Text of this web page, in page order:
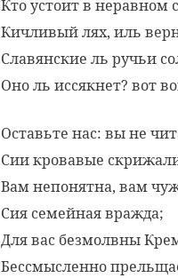
Кто устоит в неравном
Кичливый лях, иль
Славянские ль ручьи
Оно ль иссякнет? вот
Оставьте нас: вы не
Сии кровавые
Вам непонятна, вам
Сия семейная вражда;
Для вас безмолвны
Бессмысленно